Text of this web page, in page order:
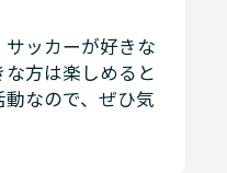
ッカーが好きな
方は楽しめると
なので、ぜひ気